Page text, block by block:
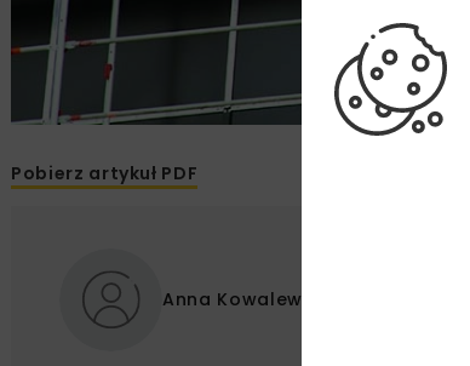
Pobierz artykuł PDF
Anna Kowalewska